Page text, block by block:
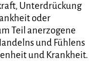
Unterdrückung
oder
Teil anerzogene
und Fühlens
und Krankheit.